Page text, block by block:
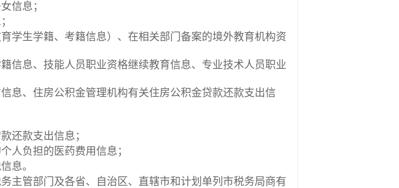
信息；
生学籍、考籍信息）、在相关部门备案的境外教育机构资
息、技能人员职业资格继续教育信息、专业技术人员职业
、住房公积金管理机构有关住房公积金贷款还款支出信
还款支出信息；
负担的医药费用信息；
息。
管部门及各省、自治区、直辖市和计划单列市税务局商有